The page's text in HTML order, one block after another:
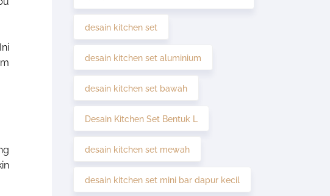
Ini
desain kitchen set
desain kitchen set aluminium
desain kitchen set bawah
Desain Kitchen Set Bentuk L
desain kitchen set mewah
desain kitchen set mini bar dapur kecil